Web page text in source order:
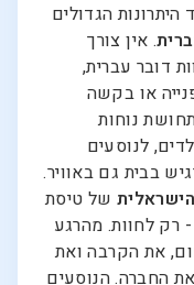
הגדולים
. אין צורך
דובר עברית,
או בקשה
נוחות
לנוסעים
בבית גם באוויר.
של טיסת
לחוות. מהרגע
את הקרבה ואת
החברה. הנוסעים